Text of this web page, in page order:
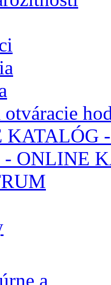
otváracie
KATALÓG
ONLINE